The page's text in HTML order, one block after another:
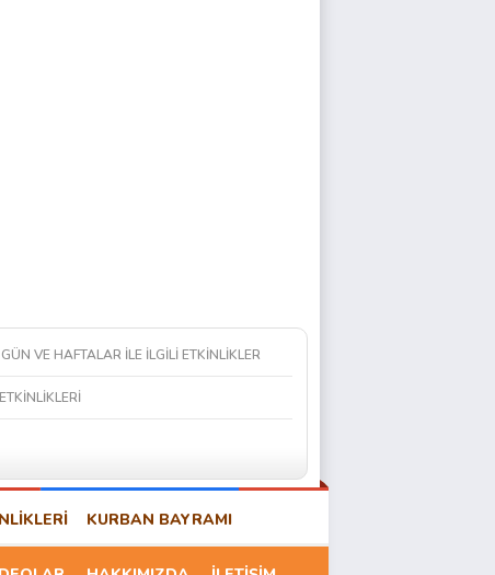
VE HAFTALAR İLE İLGİLİ ETKİNLİKLER
KURBAN BAYRAMI